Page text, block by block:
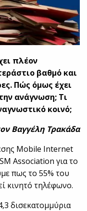
πλέον
βαθμό και
Πώς όμως έχει
ανάγνωση; Τι
κοινό;
Βαγγέλη Τρακάδα
Mobile Internet
Association για το
πως το 55% του
κινητό τηλέφωνο.
δισεκατομμύρια